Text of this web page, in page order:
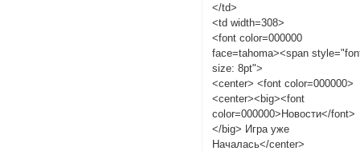
</td>
<td width=308>
<font color=000000
face=tahoma><span
size: 8pt">
<center> <font color=000000>
<center><big><font
color=000000>Новости</font>
</big> Игра уже
Началась</center>